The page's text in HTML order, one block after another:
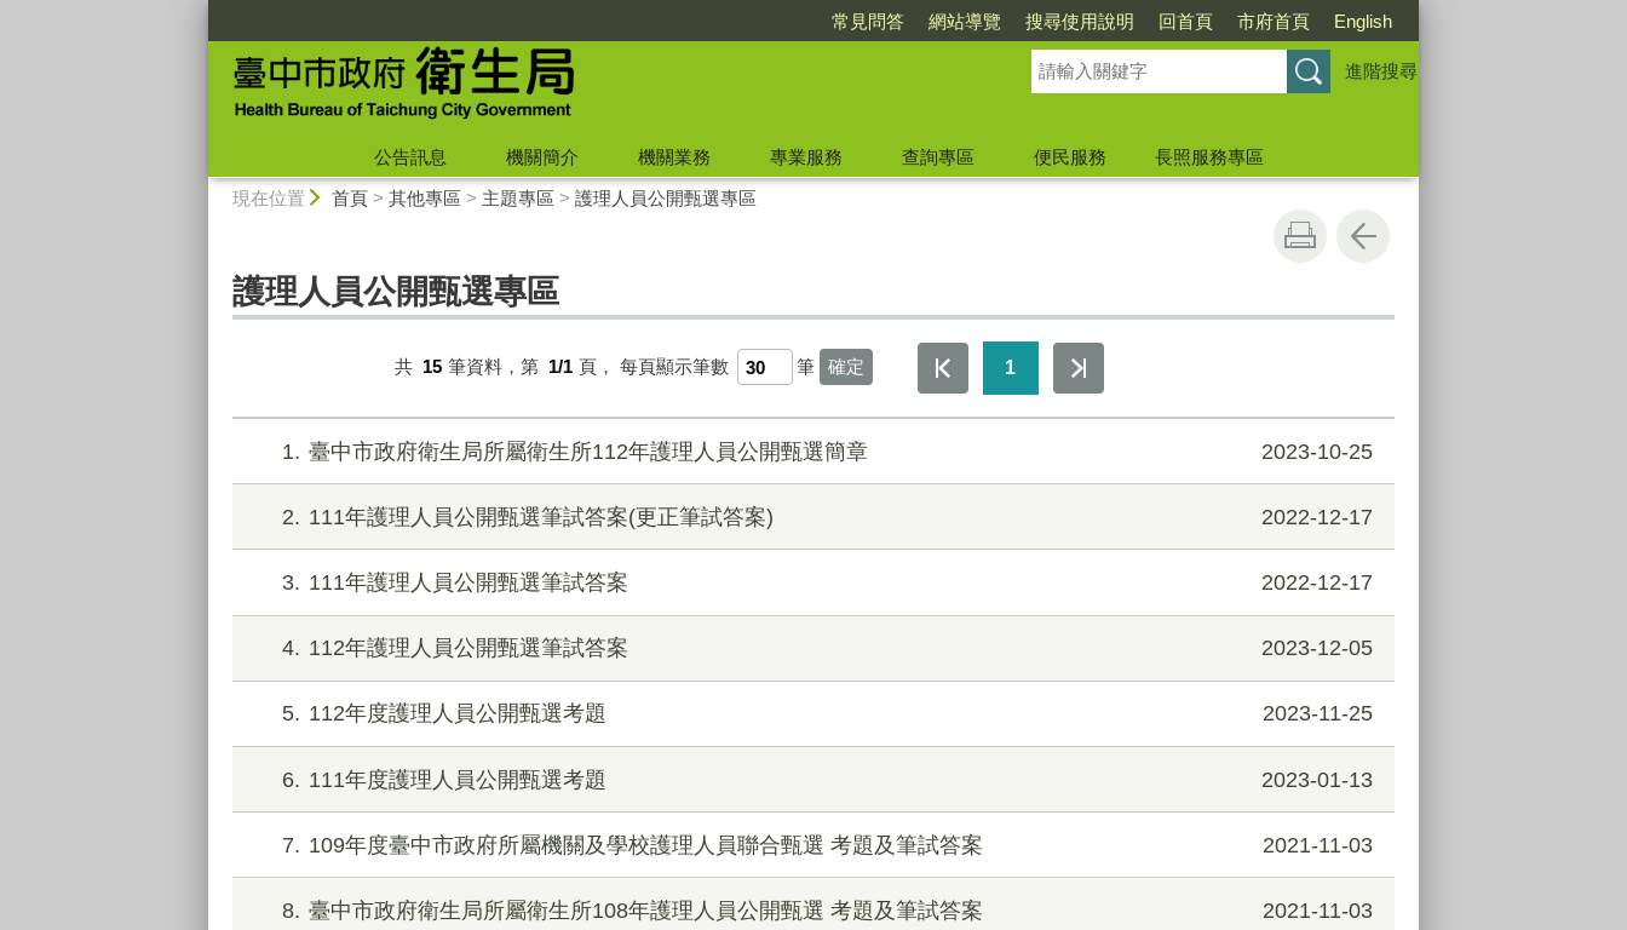
常見問答 網站導覽 搜尋使用說明 回首頁 市府首頁 English
進階搜尋
公告訊息 機關簡介 機關業務 專業服務 查詢專區 便民服務
長照服務專區
現在位置 首頁> 其他專區 > 主題專區 > 護理人員公開甄選專區
護理人員公開甄選專區
共 15 筆資料，第 1/1 頁， 每頁顯示筆數 筆 1
1 臺中市政府衛生局所屬衛生所112年護理人員公開甄選簡章 2023-10-25
2 111年護理人員公開甄選筆試答案(更正筆試答案) 2022-12-17
3 111年護理人員公開甄選筆試答案 2022-12-17
4 112年護理人員公開甄選筆試答案 2023-12-05
5 112年度護理人員公開甄選考題 2023-11-25
6 111年度護理人員公開甄選考題 2023-01-13
7 109年度臺中市政府所屬機關及學校護理人員聯合甄選 考題及筆試答案 2021-11-03
8 臺中市政府衛生局所屬衛生所108年護理人員公開甄選 考題及筆試答案 2021-11-03